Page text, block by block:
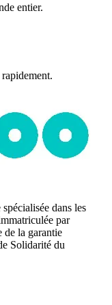
entier.
dans les
par
de la garantie
Solidarité du